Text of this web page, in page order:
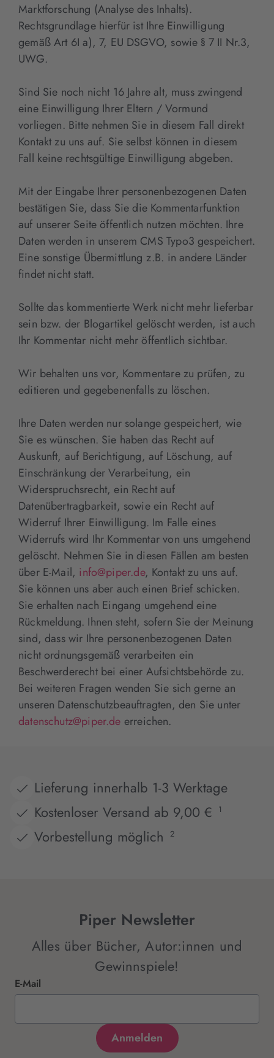
Marktforschung (Analyse des Inhalts).
Rechtsgrundlage hierfür ist Ihre Einwilligung
gemäß Art 6I a), 7, EU DSGVO, sowie § 7 II Nr.3,
UWG.
Sind Sie noch nicht 16 Jahre alt, muss zwingend
eine Einwilligung Ihrer Eltern / Vormund
vorliegen. Bitte nehmen Sie in diesem Fall direkt
Kontakt zu uns auf. Sie selbst können in diesem
Fall keine rechtsgültige Einwilligung abgeben.
Mit der Eingabe Ihrer personenbezogenen Daten
bestätigen Sie, dass Sie die Kommentarfunktion
auf unserer Seite öffentlich nutzen möchten. Ihre
Daten werden in unserem CMS Typo3 gespeichert.
Eine sonstige Übermittlung z.B. in andere Länder
findet nicht statt.
Sollte das kommentierte Werk nicht mehr lieferbar
sein bzw. der Blogartikel gelöscht werden, ist auch
Ihr Kommentar nicht mehr öffentlich sichtbar.
Wir behalten uns vor, Kommentare zu prüfen, zu
editieren und gegebenenfalls zu löschen.
Ihre Daten werden nur solange gespeichert, wie
Sie es wünschen. Sie haben das Recht auf
Auskunft, auf Berichtigung, auf Löschung, auf
Einschränkung der Verarbeitung, ein
Widerspruchsrecht, ein Recht auf
Datenübertragbarkeit, sowie ein Recht auf
Widerruf Ihrer Einwilligung. Im Falle eines
Widerrufs wird Ihr Kommentar von uns umgehend
gelöscht. Nehmen Sie in diesen Fällen am besten
über E-Mail, info@piper.de, Kontakt zu uns auf.
Sie können uns aber auch einen Brief schicken.
Sie erhalten nach Eingang umgehend eine
Rückmeldung. Ihnen steht, sofern Sie der Meinung
sind, dass wir Ihre personenbezogenen Daten
nicht ordnungsgemäß verarbeiten ein
Beschwerderecht bei einer Aufsichtsbehörde zu.
Bei weiteren Fragen wenden Sie sich gerne an
unseren Datenschutzbeauftragten, den Sie unter
datenschutz@piper.de erreichen.
Lieferung innerhalb 1-3 Werktage
Kostenloser Versand ab 9,00 €
1
Vorbestellung möglich 2
Piper Newsletter
Alles über Bücher, Autor:innen und
Gewinnspiele!
E-Mail